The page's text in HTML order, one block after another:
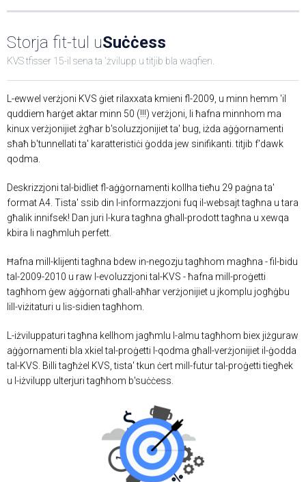
Storja fit-tul uSuċċess
KVS tfisser 15-il sena ta 'żvilupp u titjib bla waqfien.
L-ewwel verżjoni KVS ġiet rilaxxata kmieni fl-2009, u minn hemm 'il
quddiem ħarġet aktar minn 50 (!!!) verżjoni, li ħafna minnhom ma
kinux verżjonijiet żgħar b'soluzzjonijiet ta' bug, iżda aġġornamenti
sħaħ b'tunnellati ta' karatteristiċi ġodda jew sinifikanti. titjib f'dawk
qodma.
Deskrizzjoni tal-bidliet fl-aġġornamenti kollha tieħu 29 paġna ta'
format A4. Tista' ssib din l-informazzjoni fuq il-websajt tagħna u tara
għalik innifsek! Dan juri l-kura tagħna għall-prodott tagħna u xewqa
kbira li nagħmluh perfett.
Ħafna mill-klijenti tagħna bdew in-negozju tagħhom magħna - fil-bidu
tal-2009-2010 u raw l-evoluzzjoni tal-KVS - ħafna mill-proġetti
tagħhom ġew aġġornati għall-aħħar verżjonijiet u jkomplu jogħġbu
lill-viżitaturi u lis-sidien tagħhom.
L-iżviluppaturi tagħna kellhom jagħmlu l-almu tagħhom biex jiżguraw
aġġornamenti bla xkiel tal-proġetti l-qodma għall-verżjonijiet il-ġodda
tal-KVS. Billi tagħżel KVS, tista' tkun ċert mill-futur tal-proġetti tiegħek
u l-iżvilupp ulterjuri tagħhom b'suċċess.